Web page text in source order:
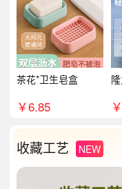
茶花*卫生皂盒
￥6.85 ￥
收藏工艺 NEW